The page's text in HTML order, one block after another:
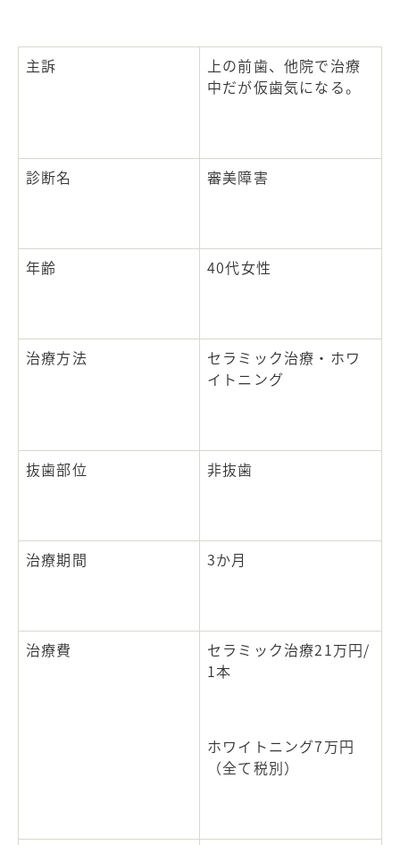
主訴
上の前歯、他院で治療
中だが仮歯気になる。
診断名 審美障害
年齢 40代女性
治療方法
セラミック治療・ホワ
イトニング
抜歯部位 非抜歯
治療期間 3か月
治療費 セラミック治療21 万円/
1本
ホワイトニング7万円
（全て税別）